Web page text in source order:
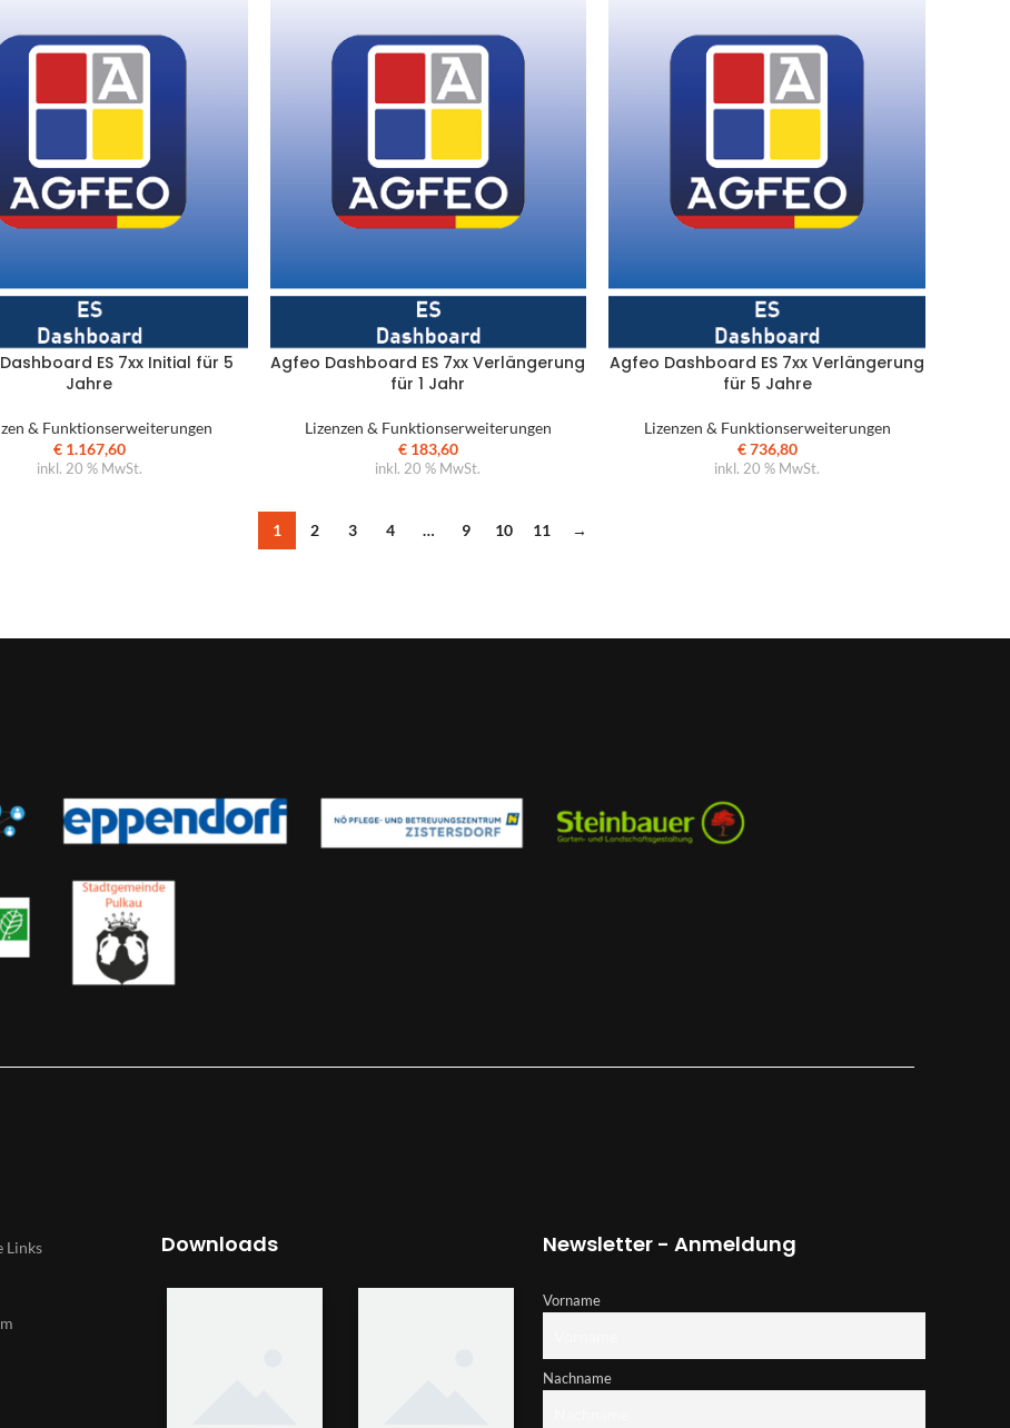
ES 7xx Initial für 5
Jahre
& Funktionserweiterungen
€1.167,60
inkl. 20 % MwSt.
Agfeo Dashboard ES 7xx Verlängerung
für 1 Jahr
Lizenzen & Funktionserweiterungen
€183,60
inkl. 20 % MwSt.
Agfeo Dashboard ES 7xx Verlängerung
für 5 Jahre
Lizenzen & Funktionserweiterungen
€736,80
inkl. 20 % MwSt.
1 2 3 4 … 9 10 11 →
Links
Downloads Newsletter - Anmeldung
Vorname
Nachname